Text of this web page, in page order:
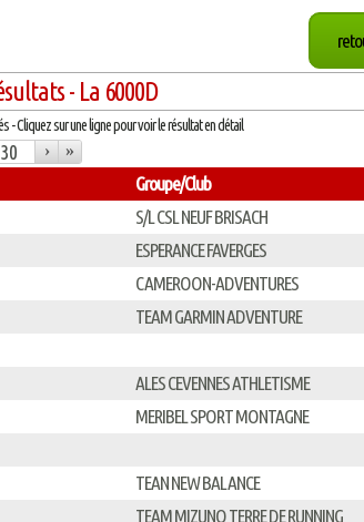
- La 6000D
- Cliquez sur une ligne pour voir le résultat en détail
› »
Groupe/Club
S/L CSL NEUF BRISACH
ESPERANCE FAVERGES
CAMEROON-ADVENTURES
TEAM GARMIN ADVENTURE
ALES CEVENNES ATHLETISME
MERIBEL SPORT MONTAGNE
TEAN NEW BALANCE
TEAM MIZUNO TERRE DE RUNNING